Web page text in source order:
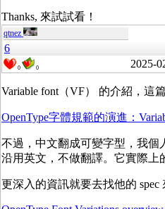
Thanks, 來試試看！
qtnez
6
0 0 2025-
Variable font（VF） 的介紹，這
OpenType字體規範的演進：
不過，中文翻成可變字型，我個
沿用英文，不做翻譯。它實際上
更深入的資訊就要去找他的 spec